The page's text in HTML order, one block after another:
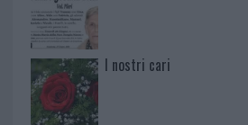
I nostri cari